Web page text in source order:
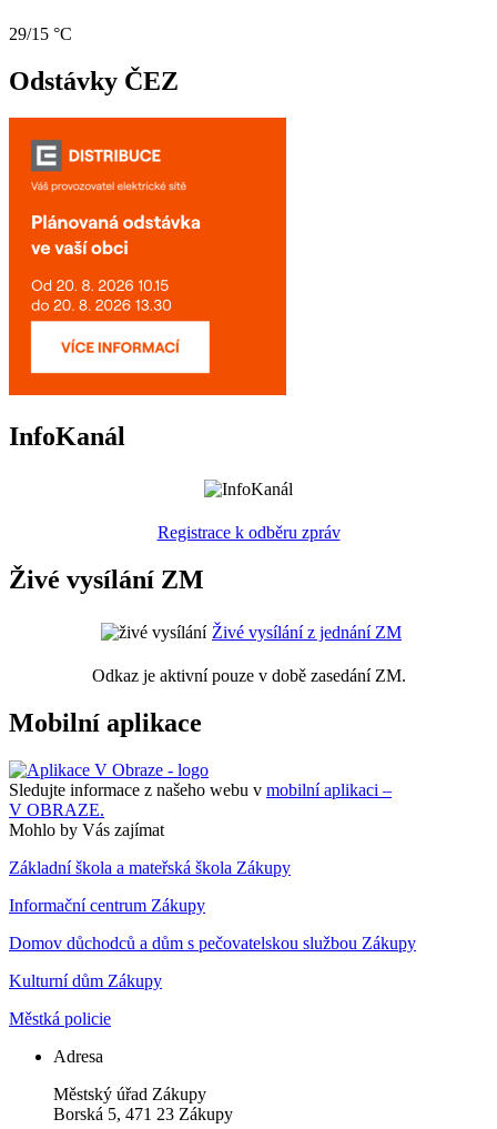
29/15 °C
Odstávky ČEZ
InfoKanál
Registrace k odběru zpráv
Živé vysílání ZM
Živé vysílání z jednání ZM
Odkaz je aktivní pouze v době zasedání ZM.
Mobilní aplikace
Sledujte informace z našeho webu v mobilní aplikaci –
V OBRAZE.
Mohlo by Vás zajímat
Základní škola a mateřská škola Zákupy
Informační centrum Zákupy
Domov důchodců a dům s pečovatelskou službou Zákupy
Kulturní dům Zákupy
Městká policie
Adresa
Městský úřad Zákupy
Borská 5, 471 23 Zákupy